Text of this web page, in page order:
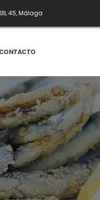
45, Málaga
CONTACTO